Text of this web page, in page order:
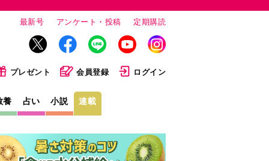
最新号 アンケート・投稿 定期購読
プレゼント 会員登録 ログイン
養 占い 小説 連載